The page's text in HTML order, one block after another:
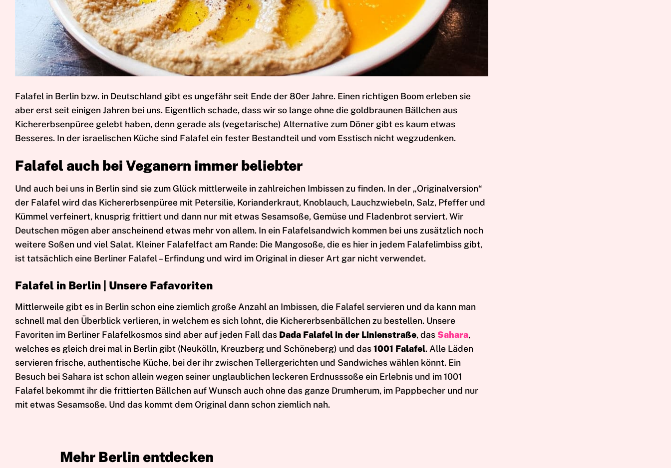
Falafel in Berlin bzw. in Deutschland gibt es ungefähr seit Ende der 80er Jahre. Einen richtigen Boom erleben sie
aber erst seit einigen Jahren bei uns. Eigentlich schade, dass wir so lange ohne die goldbraunen Bällchen aus
Kichererbsenpüree gelebt haben, denn gerade als (vegetarische) Alternative zum Döner gibt es kaum etwas
Besseres. In der israelischen Küche sind Falafel ein fester Bestandteil und vom Esstisch nicht wegzudenken.
Falafel auch bei Veganern immer beliebter
Und auch bei uns in Berlin sind sie zum Glück mittlerweile in zahlreichen Imbissen zu finden. In der „Originalversion“
der Falafel wird das Kichererbsenpüree mit Petersilie, Korianderkraut, Knoblauch, Lauchzwiebeln, Salz, Pfeffer und
Kümmel verfeinert, knusprig frittiert und dann nur mit etwas Sesamsoße, Gemüse und Fladenbrot serviert. Wir
Deutschen mögen aber anscheinend etwas mehr von allem. In ein Falafelsandwich kommen bei uns zusätzlich noch
weitere Soßen und viel Salat. Kleiner Falafelfact am Rande: Die Mangosoße, die es hier in jedem Falafelimbiss gibt,
ist tatsächlich eine Berliner Falafel – Erfindung und wird im Original in dieser Art gar nicht verwendet.
Falafel in Berlin | Unsere Fafavoriten
Mittlerweile gibt es in Berlin schon eine ziemlich große Anzahl an Imbissen, die Falafel servieren und da kann man
schnell mal den Überblick verlieren, in welchem es sich lohnt, die Kichererbsenbällchen zu bestellen. Unsere
Favoriten im Berliner Falafelkosmos sind aber auf jeden Fall das Dada Falafel in der Linienstraße, dasSahara,
welches es gleich drei mal in Berlin gibt (Neukölln, Kreuzberg und Schöneberg) und das1001 Falafel. Alle Läden
servieren frische, authentische Küche, bei der ihr zwischen Tellergerichten und Sandwiches wählen könnt. Ein
Besuch bei Sahara ist schon allein wegen seiner unglaublichen leckeren Erdnusssoße ein Erlebnis und im 1001
Falafel bekommt ihr die frittierten Bällchen auf Wunsch auch ohne das ganze Drumherum, im Pappbecher und nur
mit etwas Sesamsoße. Und das kommt dem Original dann schon ziemlich nah.
Mehr Berlin entdecken